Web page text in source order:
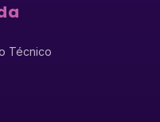
Técnico